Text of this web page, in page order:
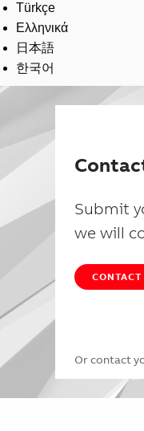
Türkçe
Ελληνικά
日本語
한국어
Submit
we will
CONTACT
Or contact